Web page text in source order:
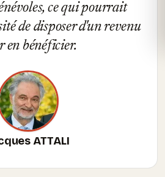
ce qui pourrait
de disposer d'un revenu
en bénéficier.
ATTALI